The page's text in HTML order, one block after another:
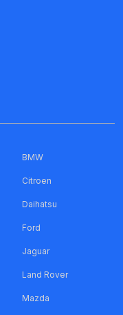
BMW
Citroen
Daihatsu
Ford
Jaguar
Land Rover
Mazda